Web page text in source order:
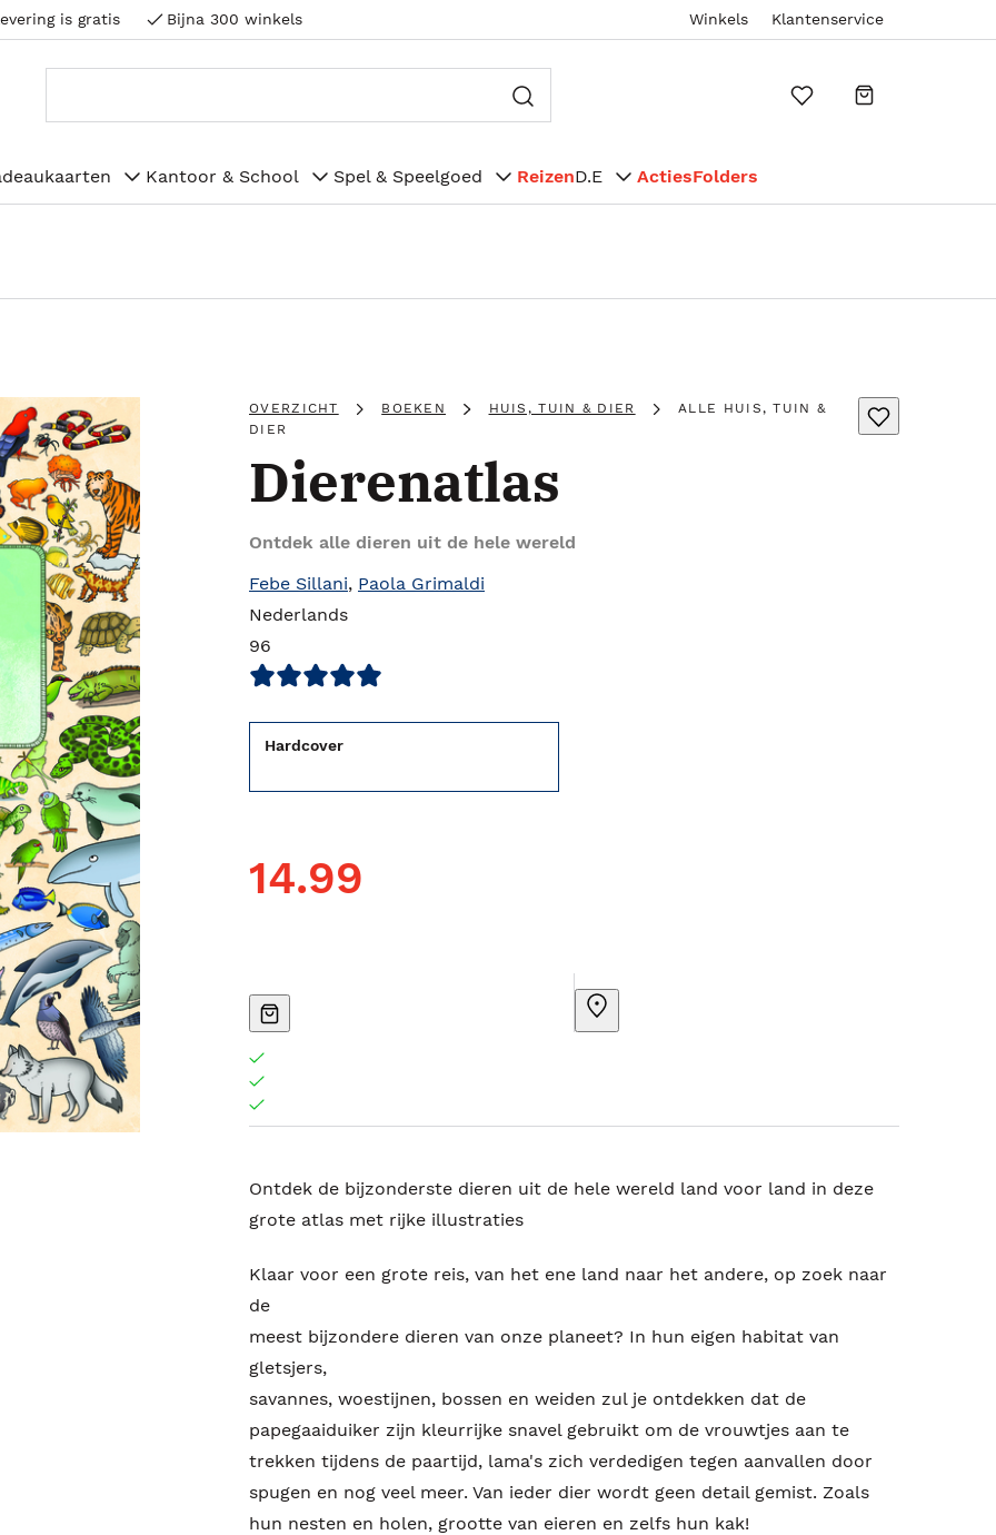
is gratis Bijna 300 winkels Winkels Klantenservice
Kantoor & School Spel & Speelgoed ReizenD.E ActiesFolders
OVERZICHT BOEKEN HUIS, TUIN & DIER
ALLE HUIS, TUIN &
DIER
Dierenatlas
Ontdek alle dieren uit de hele wereld
Febe Sillani, Paola Grimaldi
Nederlands
96
Hardcover
14.99
Ontdek de bijzonderste dieren uit de hele wereld land voor land in deze
grote atlas met rijke illustraties
Klaar voor een grote reis, van het ene land naar het andere, op zoek naar
de
meest bijzondere dieren van onze planeet? In hun eigen habitat van
gletsjers,
savannes, woestijnen, bossen en weiden zul je ontdekken dat de
papegaaiduiker zijn kleurrijke snavel gebruikt om de vrouwtjes aan te
trekken tijdens de paartijd, lama's zich verdedigen tegen aanvallen door
spugen en nog veel meer. Van ieder dier wordt geen detail gemist. Zoals
hun nesten en holen, grootte van eieren en zelfs hun kak!